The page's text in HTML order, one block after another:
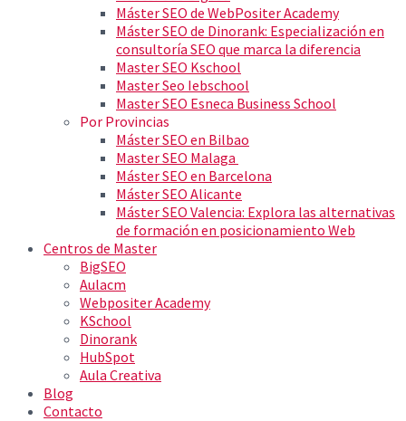
Máster SEO de WebPositer Academy
Máster SEO de Dinorank: Especialización en
consultoría SEO que marca la diferencia
Master SEO Kschool
Master Seo Iebschool
Master SEO Esneca Business School
Por Provincias
Máster SEO en Bilbao
Master SEO Malaga
Máster SEO en Barcelona
Máster SEO Alicante
Máster SEO Valencia: Explora las alternativas
de formación en posicionamiento Web
Centros de Master
BigSEO
Aulacm
Webpositer Academy
KSchool
Dinorank
HubSpot
Aula Creativa
Blog
Contacto